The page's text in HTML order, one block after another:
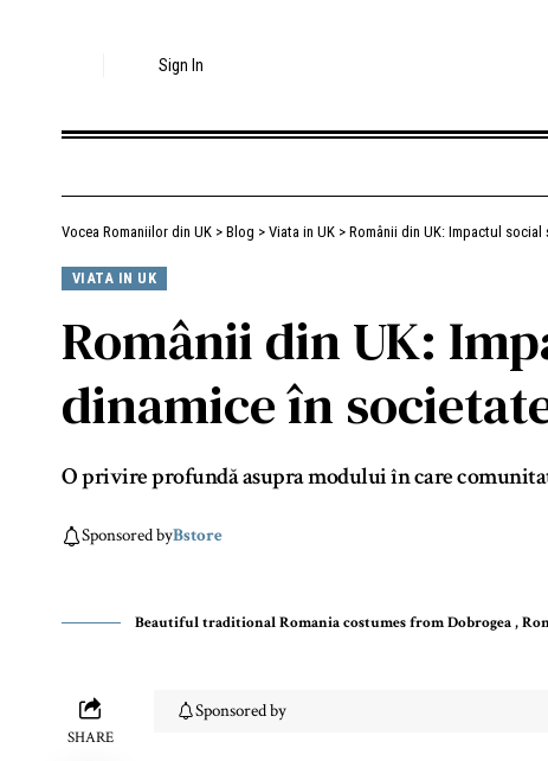
Sign In
Vocea Romaniilor din UK > Blog > Viata in UK > Românii din UK: Impactul
VIATA IN UK
Românii din UK:
dinamice în
O privire profundă asupra modului în care
Sponsored byBstore
Beautiful traditional Romania costumes from Dobrogea ,
SHARE
Sponsored by